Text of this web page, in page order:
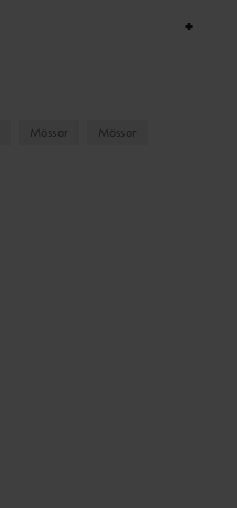
+
Mössor
Mössor